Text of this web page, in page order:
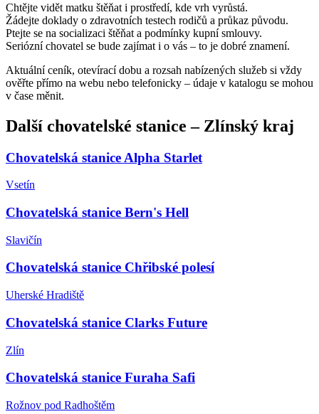
Chtějte vidět matku štěňat i prostředí, kde vrh vyrůstá.
Žádejte doklady o zdravotních testech rodičů a průkaz původu.
Ptejte se na socializaci štěňat a podmínky kupní smlouvy.
Seriózní chovatel se bude zajímat i o vás – to je dobré znamení.
Aktuální ceník, otevírací dobu a rozsah nabízených služeb si vždy
ověřte přímo na webu nebo telefonicky – údaje v katalogu se mohou
v čase měnit.
Další chovatelské stanice – Zlínský kraj
Chovatelská stanice Alpha Starlet
Vsetín
Chovatelská stanice Bern's Hell
Slavičín
Chovatelská stanice Chřibské polesí
Uherské Hradiště
Chovatelská stanice Clarks Future
Zlín
Chovatelská stanice Furaha Safi
Rožnov pod Radhoštěm